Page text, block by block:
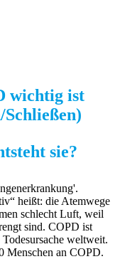
wichtig ist
sie?
heißt: die Atemwege
schlecht Luft, weil
sind. COPD ist
weltweit.
Menschen an COPD.